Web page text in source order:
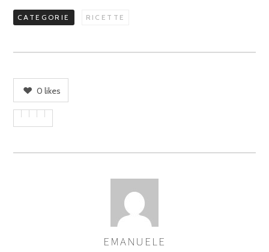
CATEGORIE RICETTE
0 likes
EMANUELE